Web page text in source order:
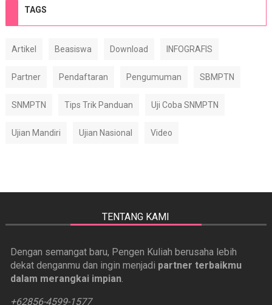
TAGS
Artikel Beasiswa Download INFOGRAFIS
Partner Pendaftaran Pengumuman SBMPTN
SNMPTN Tips Trik Panduan Uji Coba SNMPTN
Ujian Mandiri Ujian Nasional Video
TENTANG KAMI
Dengan semangat baru, Pengen Kuliah berusaha lebih
dekat denganmu dan ingin menjadi partner terbaikmu
dalam merangkai impian.
+62856-4599-1577